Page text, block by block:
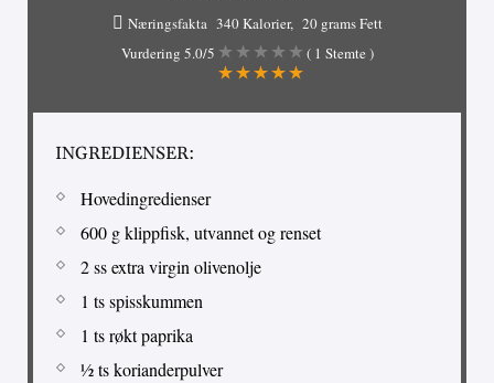
Næringsfakta 340 Kalorier
20 grams Fett
Vurdering 5.0/5 ( 1 Stemte )
INGREDIENSER:
Hovedingredienser
600 g klippfisk, utvannet og renset
2 ss extra virgin olivenolje
1 ts spisskummen
1 ts røkt paprika
½ ts korianderpulver